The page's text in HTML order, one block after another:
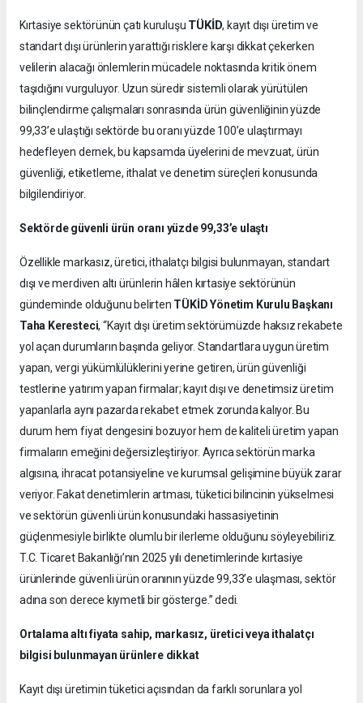
Kırtasiye sektörünün çatı kuruluşu TÜKİD, kayıt dışı üretim ve
standart dışı ürünlerin yarattığı risklere karşı dikkat çekerken
velilerin alacağı önlemlerin mücadele noktasında kritik önem
taşıdığını vurguluyor. Uzun süredir sistemli olarak yürütülen
bilinçlendirme çalışmaları sonrasında ürün güvenliğinin yüzde
99,33’e ulaştığı sektörde bu oranı yüzde 100’e ulaştırmayı
hedefleyen dernek, bu kapsamda üyelerini de mevzuat, ürün
güvenliği, etiketleme, ithalat ve denetim süreçleri konusunda
bilgilendiriyor.
Sektörde güvenli ürün oranı yüzde 99,33’e ulaştı
Özellikle markasız, üretici, ithalatçı bilgisi bulunmayan, standart
dışı ve merdiven altı ürünlerin hâlen kırtasiye sektörünün
gündeminde olduğunu belirten TÜKİD Yönetim Kurulu Başkanı
Taha Keresteci, “Kayıt dışı üretim sektörümüzde haksız rekabete
yol açan durumların başında geliyor. Standartlara uygun üretim
yapan, vergi yükümlülüklerini yerine getiren, ürün güvenliği
testlerine yatırım yapan firmalar; kayıt dışı ve denetimsiz üretim
yapanlarla aynı pazarda rekabet etmek zorunda kalıyor. Bu
durum hem fiyat dengesini bozuyor hem de kaliteli üretim yapan
firmaların emeğini değersizleştiriyor. Ayrıca sektörün marka
algısına, ihracat potansiyeline ve kurumsal gelişimine büyük zarar
veriyor. Fakat denetimlerin artması, tüketici bilincinin yükselmesi
ve sektörün güvenli ürün konusundaki hassasiyetinin
güçlenmesiyle birlikte olumlu bir ilerleme olduğunu söyleyebiliriz.
T.C. Ticaret Bakanlığı’nın 2025 yılı denetimlerinde kırtasiye
ürünlerinde güvenli ürün oranının yüzde 99,33’e ulaşması, sektör
adına son derece kıymetli bir gösterge.” dedi.
Ortalama altı fiyata sahip, markasız, üretici veya ithalatçı
bilgisi bulunmayan ürünlere dikkat
Kayıt dışı üretimin tüketici açısından da farklı sorunlara yol